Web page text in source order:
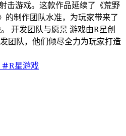
击游戏。这款作品延续了《荒野
的制作团队水准，为玩家带来了
开发团队与愿景 游戏由R星创
团队，他们倾尽全力为玩家打造
R星游戏